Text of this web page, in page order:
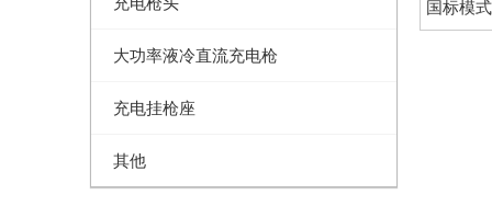
大功率液冷直流充电枪
充电挂枪座
其他
国标模